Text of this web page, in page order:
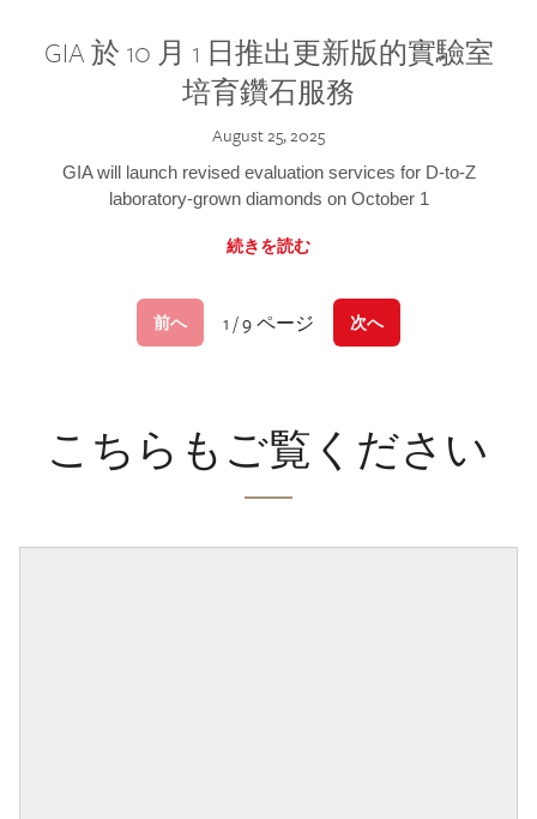
GIA 於 10 月 1 日推出更新版的實驗室
培育鑽石服務
August 25, 2025
GIA will launch revised evaluation services for D-to-Z
laboratory-grown diamonds on October 1
続きを読む
前へ 1 / 9 ページ 次へ
こちらもご覧ください